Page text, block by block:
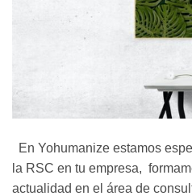
En Yohumanize estamos
la RSC en tu empresa,
actualidad en el área de